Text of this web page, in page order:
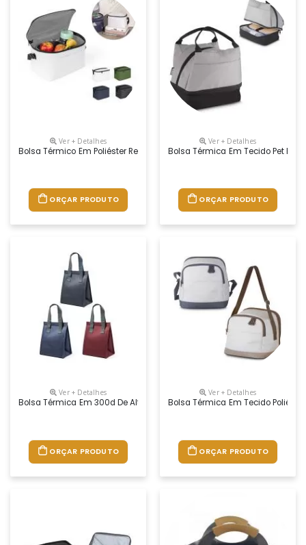
Ver + Detalhes
Bolsa Térmico Em Poliéster Reciclado 600d, Com Alça Em Webbing
ORÇAR PRODUTO
Ver + Detalhes
Bolsa Térmica Em Tecido Pet
ORÇAR PRODUTO
Ver + Detalhes
Bolsa Térmica Em 300d De Alta Densidade Com Pegas Em Webbing.
ORÇAR PRODUTO
Ver + Detalhes
Bolsa Térmica Em Tecido
ORÇAR PRODUTO